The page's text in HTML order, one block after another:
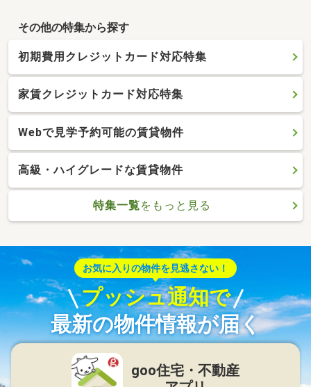
その他の特集から探す
初期費用クレジットカード対応特集
家賃クレジットカード対応特集
Webで見学予約可能の賃貸物件
高級・ハイグレードな賃貸物件
特集一覧をもっと見る
お気に入りの物件を見逃さない！
プッシュ通知で
最新の物件情報が届く
goo住宅・不動産